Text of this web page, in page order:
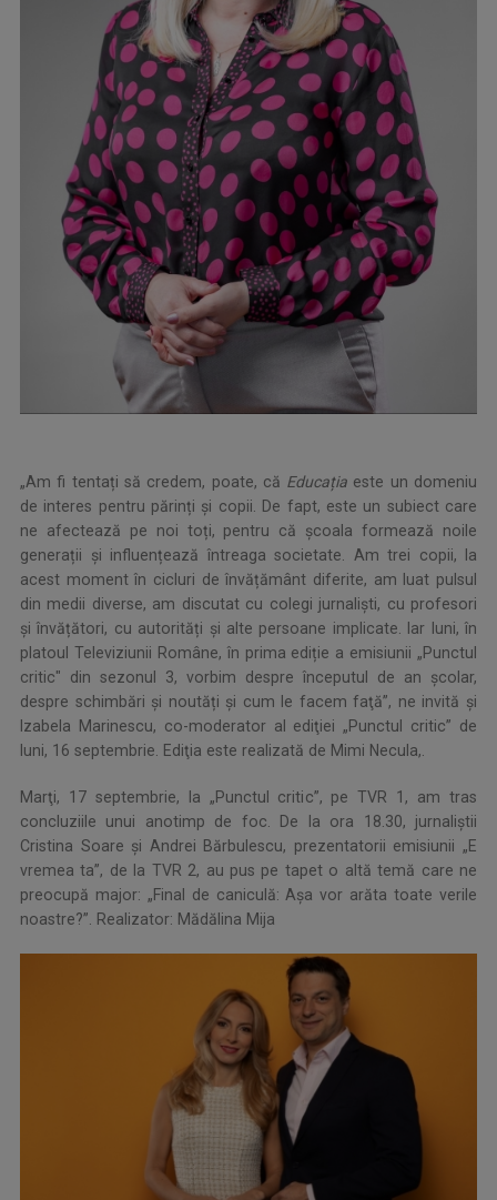
„Am fi tentați să credem, poate, că Educația este un domeniu
de interes pentru părinți și copii. De fapt, este un subiect care
ne afectează pe noi toți, pentru că școala formează noile
generații și influențează întreaga societate. Am trei copii, la
acest moment în cicluri de învățământ diferite, am luat pulsul
din medii diverse, am discutat cu colegi jurnaliști, cu profesori
și învățători, cu autorități și alte persoane implicate. Iar luni, în
platoul Televiziunii Române, în prima ediție a emisiunii „Punctul
critic" din sezonul 3, vorbim despre începutul de an școlar,
despre schimbări și noutăți şi cum le facem faţă”, ne invită şi
Izabela Marinescu, co-moderator al ediţiei „Punctul critic” de
luni, 16 septembrie. Ediţia este realizată de Mimi Necula,.
Marţi, 17 septembrie, la „Punctul critic”, pe TVR 1, am tras
concluziile unui anotimp de foc. De la ora 18.30, jurnaliştii
Cristina Soare şi Andrei Bărbulescu, prezentatorii emisiunii „E
vremea ta”, de la TVR 2, au pus pe tapet o altă temă care ne
preocupă major: „Final de caniculă: Așa vor arăta toate verile
noastre?”. Realizator: Mădălina Mija